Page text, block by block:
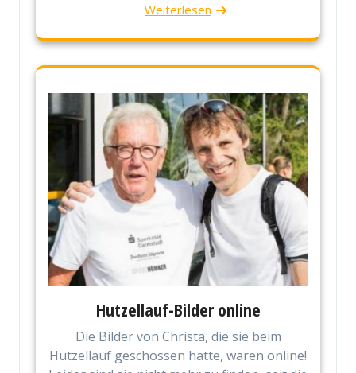
Weiterlesen
Hutzellauf-Bilder online
Die Bilder von Christa, die sie beim
Hutzellauf geschossen hatte, waren online!